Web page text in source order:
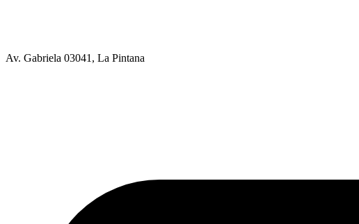
Av. Gabriela 03041, La Pintana